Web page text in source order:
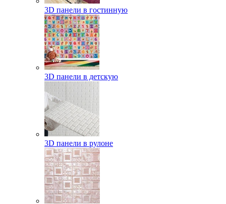
3D панели в гостинную
3D панели в детскую
3D панели в рулоне